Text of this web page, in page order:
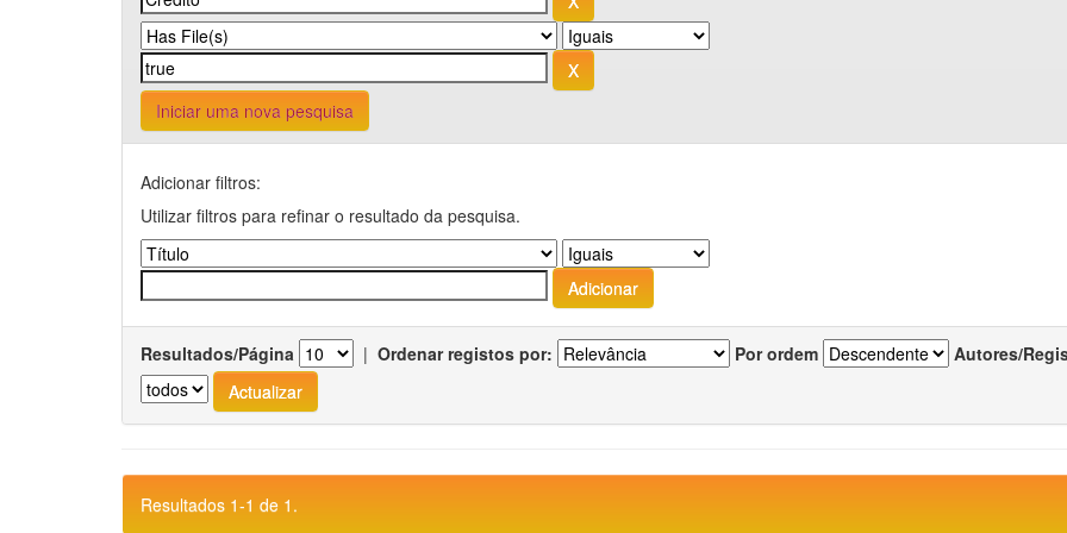
Iniciar uma nova pesquisa
Adicionar filtros:
Utilizar filtros para refinar o resultado da pesquisa.
Resultados/Página | Ordenar registos por: Por ordem Autores/
Resultados 1-1 de 1.